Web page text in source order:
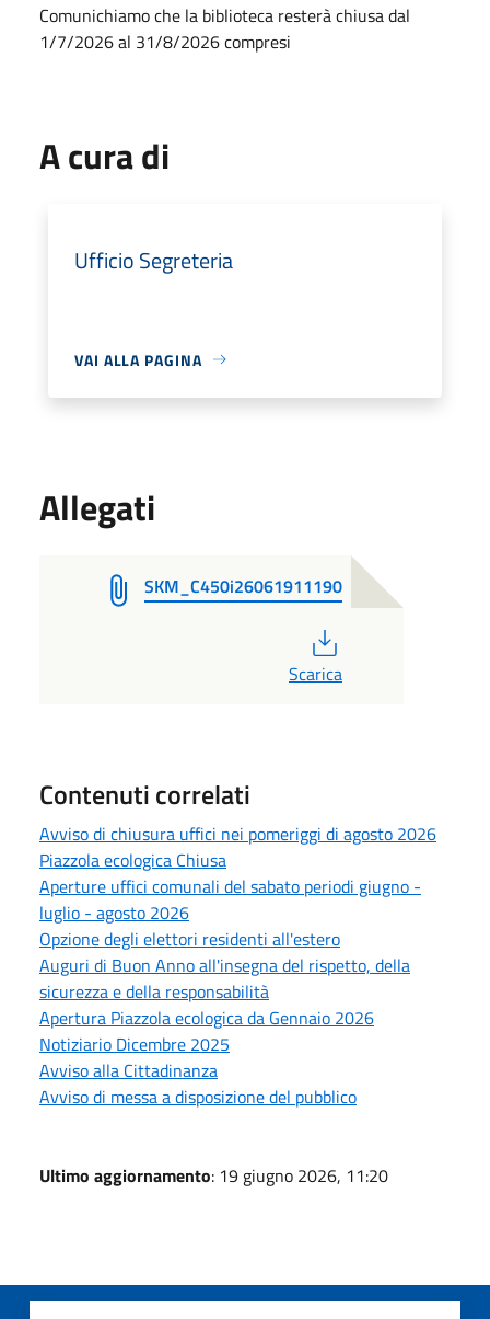
Comunichiamo che la biblioteca resterà chiusa dal
1/7/2026 al 31/8/2026 compresi
A cura di
Ufficio Segreteria
VAI ALLA PAGINA
Allegati
SKM_C450i26061911190
Scarica
Contenuti correlati
Avviso di chiusura uffici nei pomeriggi di agosto 2026
Piazzola ecologica Chiusa
Aperture uffici comunali del sabato periodi giugno -
luglio - agosto 2026
Opzione degli elettori residenti all'estero
Auguri di Buon Anno all'insegna del rispetto, della
sicurezza e della responsabilità
Apertura Piazzola ecologica da Gennaio 2026
Notiziario Dicembre 2025
Avviso alla Cittadinanza
Avviso di messa a disposizione del pubblico
Ultimo aggiornamento: 19 giugno 2026, 11:20